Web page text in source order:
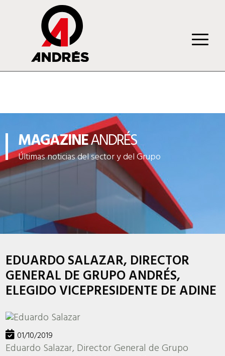
MAGAZINEANDRÉS
Últimas noticias del sector y del Grupo
EDUARDO SALAZAR, DIRECTOR
GENERAL DE GRUPO ANDRÉS,
ELEGIDO VICEPRESIDENTE DE ADINE
01/10/2019
Eduardo Salazar, Director General de Grupo